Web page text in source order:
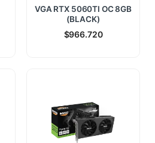
VGA RTX 5060TI OC 8GB
(BLACK)
$966.720